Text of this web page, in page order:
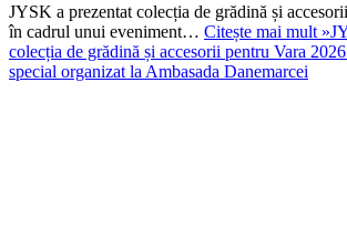
JYSK a prezentat colecția de grădină și
în cadrul unui eveniment… Citește mai mult »
colecția de grădină și accesorii pentru Vara
special organizat la Ambasada Danemarcei